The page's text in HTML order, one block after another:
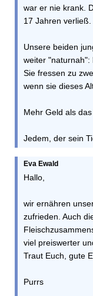
war er nie krank.
17 Jahren
Unsere beiden
weiter "naturnah":
Sie fressen zu
wenn sie dieses
Mehr Geld als
Jedem, der sein
Eva Ewald
Hallo,
wir ernähren
zufrieden. Auch
viel preiswerter
Traut Euch, gute
Purrs